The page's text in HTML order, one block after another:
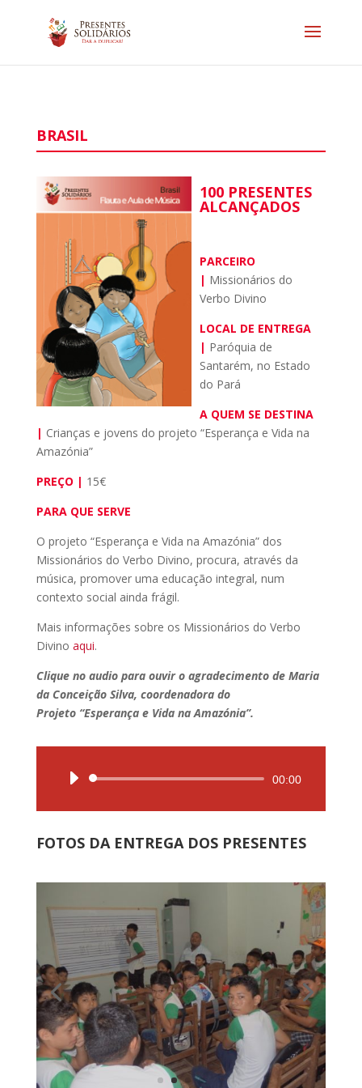
BRASIL
100 PRESENTES
ALCANÇADOS
PARCEIRO
| Missionários do
Verbo Divino
LOCAL DE ENTREGA
| Paróquia de
Santarém, no Estado
do Pará
A QUEM SE DESTINA
| Crianças e jovens do projeto “Esperança e Vida na
Amazónia”
PREÇO | 15€
PARA QUE SERVE
O projeto “Esperança e Vida na Amazónia” dos
Missionários do Verbo Divino, procura, através da
música, promover uma educação integral, num
contexto social ainda frágil.
Mais informações sobre os Missionários do Verbo
Divino aqui.
Clique no audio para ouvir o agradecimento de Maria
da Conceição Silva, coordenadora do
Projeto “Esperança e Vida na Amazónia”.
Audio
00:00
FOTOS DA ENTREGA DOS PRESENTES